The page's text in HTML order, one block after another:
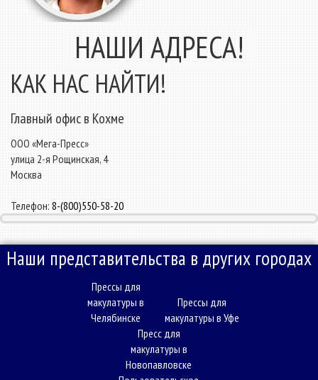
НАШИ АДРЕСА!
КАК НАС НАЙТИ!
Главный офис в Кохме
ООО «Мега-Пресс»
улица 2-я Рощинская, 4
Москва
Телефон: 8-(800)550-58-20
Наши представительства в других городах
Прессы для
макулатуры в
Челябинске
Прессы для
макулатуры в Уфе
Пресс для
макулатуры в
Новопавловске